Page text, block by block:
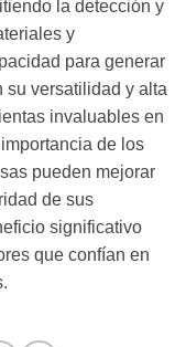
la detección y
y
para generar
su versatilidad y alta
invaluables en
de los
pueden mejorar
de sus
significativo
que confían en